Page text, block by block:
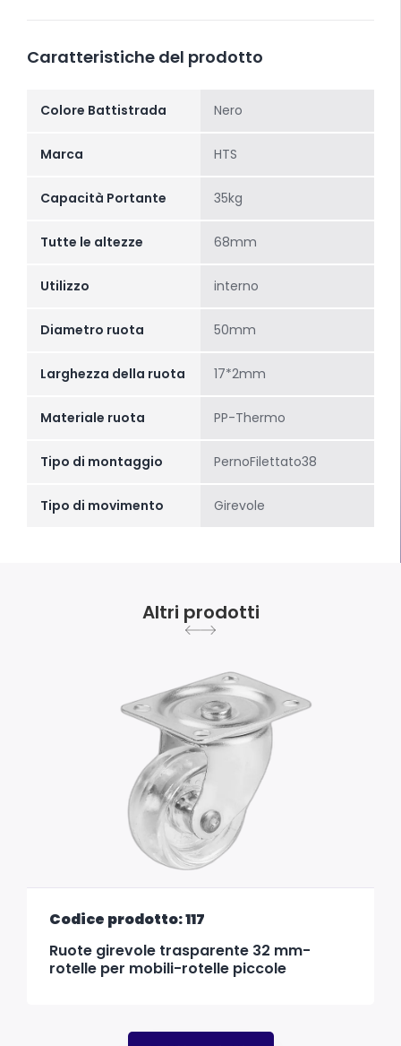
Caratteristiche del prodotto
Colore Battistrada Nero
Marca HTS
Capacità Portante 35kg
Tutte le altezze 68mm
Utilizzo interno
Diametro ruota 50mm
Larghezza della ruota 17*2mm
Materiale ruota PP-Thermo
Tipo di montaggio PernoFilettato38
Tipo di movimento Girevole
Altri prodotti
Codice prodotto: 117
Ruote girevole trasparente 32 mm-
rotelle per mobili-rotelle piccole